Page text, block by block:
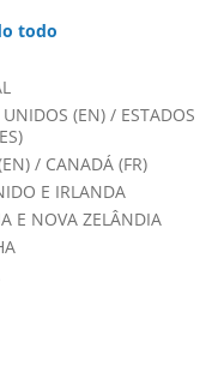
todo
UNIDOS (EN)/ ESTADOS
/ CANADÁ (FR)
E IRLANDA
E NOVA ZELÂNDIA